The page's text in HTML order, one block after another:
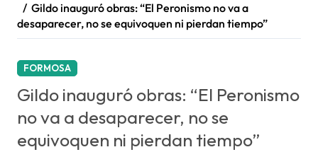
Gildo inauguró obras: “El Peronismo no va a
desaparecer, no se equivoquen ni pierdan tiempo”
FORMOSA
Gildo inauguró obras: “El Peronismo
no va a desaparecer, no se
equivoquen ni pierdan tiempo”